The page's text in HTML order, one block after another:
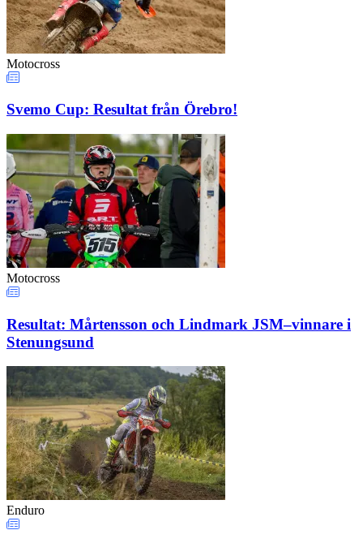
Motocross
Svemo Cup: Resultat från Örebro!
Motocross
Resultat: Mårtensson och Lindmark JSM–vinnare i
Stenungsund
Enduro